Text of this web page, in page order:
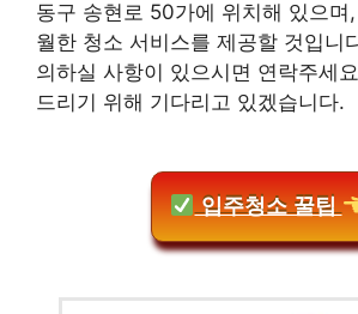
동구 송현로 50가에 위치해 있으며
월한 청소 서비스를 제공할 것입니
의하실 사항이 있으시면 연락주세
드리기 위해 기다리고 있겠습니다.
입주청소 꿀팁